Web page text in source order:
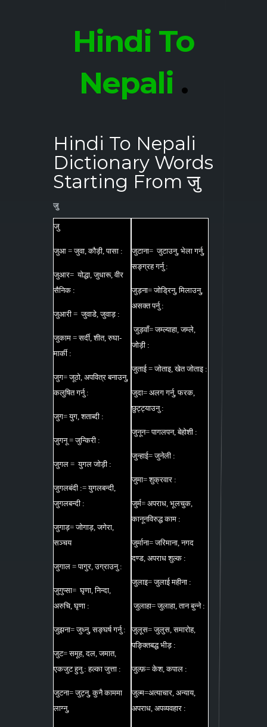
Hindi To
Nepali .
Hindi To Nepali
Dictionary Words
Starting From जु
जु
जु
जुआ = जुवा, कौड़ी, पासा :
जुआर= योद्धा, जुधारू, वीर
सैनिक :
जुआरी = जुवाडे, जुवाड़ :
जुकाम = सर्दी, शीत, रुघा-
मार्की :
जुग= जूठो, अपवित्र बनाउनु,
कलुषित गर्नु :
जुग= युग, शताब्दी :
जुगनू = जुन्किरी :
जुगल = युगल जोड़ी :
जुगलबंदी := युगलबन्दी,
जुगलबन्दी :
जुगाड़= जोगाड़, जगेरा,
सञ्चय
जुगाल = पागुर, उग्राउनु :
जुगुप्सा= घृणा, निन्दा,
अरुचि, घृणा :
जुझना= जुध्नु, सङ्घर्ष गर्नु :
जुट= समूह, दल, जमात,
एकजुट हुनु : हल्का जुत्ता :
जुटना= जुट्नु, कुनै काममा
लाग्नु,
जुटाना= जुटाउनु, भेला गर्नु,
सङ्ग्रह गर्नु :
जुड़ना= जोड्रिनु, मिलाउनु,
असक्त पर्नु :
जुड़वाँ= जम्ल्याहा, जम्ले,
जोड़ी :
जुताई = जोताइ, खेत जोताइ :
जुदा= अलग गर्नु, फरक,
छुट्ट्याउनु :
जुनून= पागलपन, बेहोशी :
जुन्हाई= जुनेली :
जुमा= शुक्रवार :
जुर्म= अपराध, भूलचुक,
कानूनविरुद्ध काम :
जुर्माना= जरिमाना, नगद
दण्ड, अपराध शुल्क :
जुलाइ= जुलाई महीना :
जुलाहा= जुलाहा, तान बुन्ने :
जुलूस= जुलुस, समारोह,
पङ्क्तिबद्ध भीड़ :
जुल्फ़= केश, कपाल :
जुल्म=अत्याचार, अन्याय,
अपराध, अपव्यवहार :